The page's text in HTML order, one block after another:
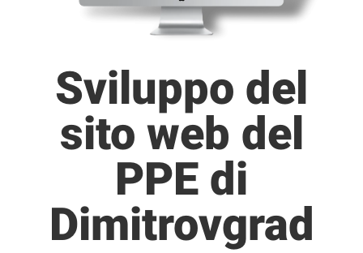
Sviluppo del
sito web del
PPE di
Dimitrovgrad